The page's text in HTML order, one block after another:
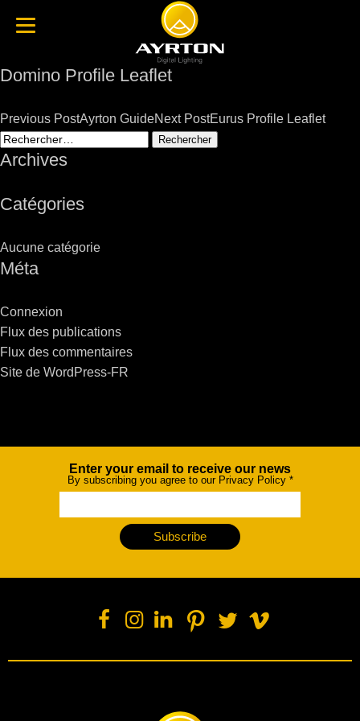
Domino Profile Leaflet
Post
navigation
Previous PostAyrton GuideNext PostEurus Profile Leaflet
Rechercher :
Archives
Catégories
Aucune catégorie
Méta
Connexion
Flux des publications
Flux des commentaires
Site de WordPress-FR
NewsletterEnter your email to receive our news
By subscribing you agree to our Privacy Policy *
Subscribe